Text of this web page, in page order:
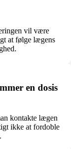
vil være
at følge lægens
en dosis
kontakte lægen
ikke at fordoble